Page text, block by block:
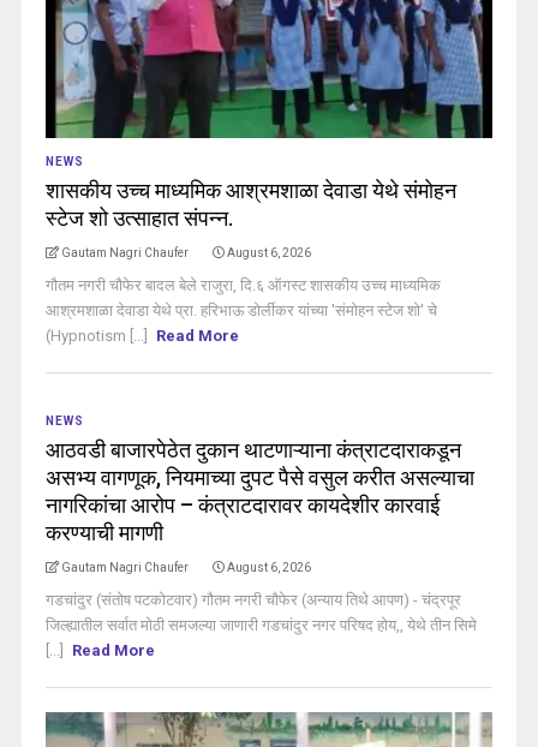
NEWS
शासकीय उच्च माध्यमिक आश्रमशाळा देवाडा येथे संमोहन
स्टेज शो उत्साहात संपन्न.
Gautam Nagri Chaufer August 6, 2026
गौतम नगरी चौफेर बादल बेले राजुरा, दि.६ ऑगस्ट शासकीय उच्च माध्यमिक
आश्रमशाळा देवाडा येथे प्रा. हरिभाऊ डोर्लीकर यांच्या 'संमोहन स्टेज शो' चे
(Hypnotism [...]
Read More
NEWS
आठवडी बाजारपेठेत दुकान थाटणाऱ्याना कंत्राटदाराकडून
असभ्य वागणूक, नियमाच्या दुपट पैसे वसुल करीत असल्याचा
नागरिकांचा आरोप – कंत्राटदारावर कायदेशीर कारवाई
करण्याची मागणी
Gautam Nagri Chaufer August 6, 2026
गडचांदुर (संतोष पटकोटवार) गौतम नगरी चौफेर (अन्याय तिथे आपण) - चंद्रपूर
जिल्ह्यातील सर्वात मोठी समजल्या जाणारी गडचांदुर नगर परिषद होय,, येथे तीन सिमे
[...]
Read More